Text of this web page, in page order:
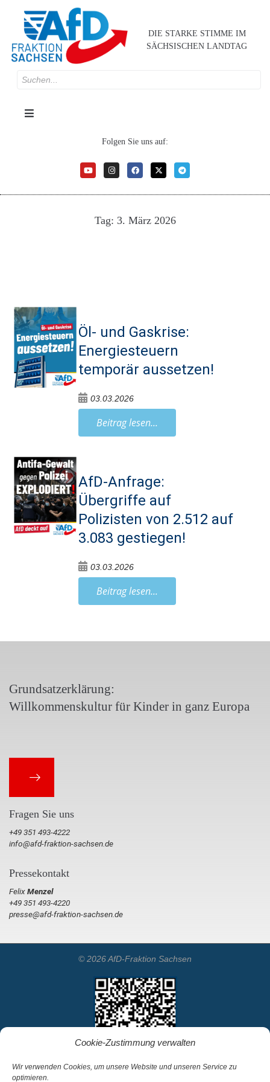
Cookie-Zustimmung verwalten
Wir verwenden Cookies, um unsere Website und unseren Service zu
optimieren.
DIE STARKE STIMME IM
SÄCHSISCHEN LANDTAG
Folgen Sie uns auf:
Tag: 3. März 2026
Öl- und Gaskrise:
Energiesteuern
temporär aussetzen!
03.03.2026
Beitrag lesen...
AfD-Anfrage:
Übergriffe auf
Polizisten von 2.512 auf
3.083 gestiegen!
03.03.2026
Beitrag lesen...
Grundsatzerklärung:
Willkommenskultur für Kinder in ganz Europa
Fragen Sie uns
+49 351 493-4222
info@afd-fraktion-sachsen.de
Pressekontakt
FelixMenzel
+49 351 493-4220
presse@afd-fraktion-sachsen.de
© 2026 AfD-Fraktion Sachsen